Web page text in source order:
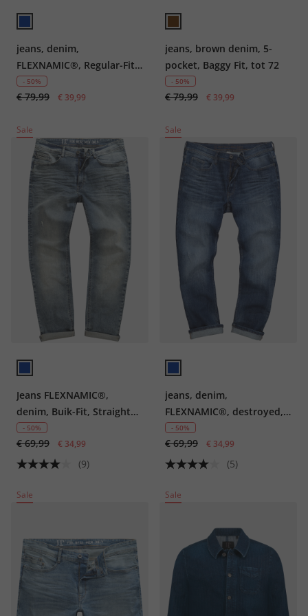
jeans, denim,
FLEXNAMIC®, Regular-Fit,
vintage look, OCS-
gecertificeerd biologisch
- 50%
€ 79,99 € 39,99
jeans, brown denim, 5-
pocket, Baggy Fit, tot 72
- 50%
€ 79,99 € 39,99
Sale
Jeans FLEXNAMIC®,
denim, Buik-Fit, Straight
Fit, 5-pocket, tot maat
36/72
- 50%
€ 69,99 € 34,99
(9)
Sale
jeans, denim,
FLEXNAMIC®, destroyed,
vintage look, Straight-Fit,
5-pocket, tot mt. 72
- 50%
€ 69,99 € 34,99
(5)
Sale Sale